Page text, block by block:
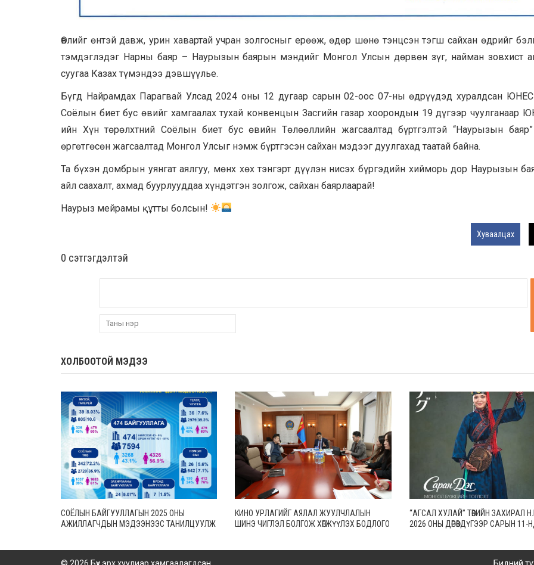
Өвлийг өнтэй давж, урин хавартай учран золгосныг ерөөж, өдөр шөнө тэнцсэн тэгш сайхан өдрийг
тэмдэглэдэг Нарны баяр – Наурызын баярын мэндийг Монгол Улсын дөрвөн зүг, найман зовхист
суугаа Казах түмэндээ дэвшүүлье.
Бүгд Найрамдах Парагвай Улсад 2024 оны 12 дугаар сарын 02-оос 07-ны өдрүүдэд хуралдсан
Соёлын биет бус өвийг хамгаалах тухай конвенцын Засгийн газар хоорондын 19 дүгээр чуулганаар
ийн Хүн төрөлхтний Соёлын биет бус өвийн Төлөөллийн жагсаалтад бүртгэлтэй “Наурызын
өргөтгөсөн жагсаалтад Монгол Улсыг нэмж бүртгэсэн сайхан мэдээг дуулгахад таатай байна.
Та бүхэн домбрын уянгат аялгуу, мөнх хөх тэнгэрт дүүлэн нисэх бүргэдийн хийморь дор Наурызын
айл саахалт, ахмад буурлууддаа хүндэтгэн золгож, сайхан баярлаарай!
Наурыз мейрамы құтты болсын!
Хуваалцах
0 cэтгэгдэлтэй
ХОЛБООТОЙ МЭДЭЭ
СОЁЛЫН БАЙГУУЛЛАГЫН 2025 ОНЫ
АЖИЛЛАГЧДЫН МЭДЭЭНЭЭС ТАНИЛЦУУЛЖ
КИНО УРЛАГИЙГ АЯЛАЛ ЖУУЛЧЛАЛЫН
ШИНЭ ЧИГЛЭЛ БОЛГОЖ ХӨГЖҮҮЛЭХ БОДЛОГО
“АГСАЛ ХУЛАЙ” ТӨВИЙН ЗАХИРАЛ
2026 ОНЫ ДӨРӨВДҮГЭЭР САРЫН 11-
© 2026 Бүх эрх хуулиар хамгаалагдсан. Бидний